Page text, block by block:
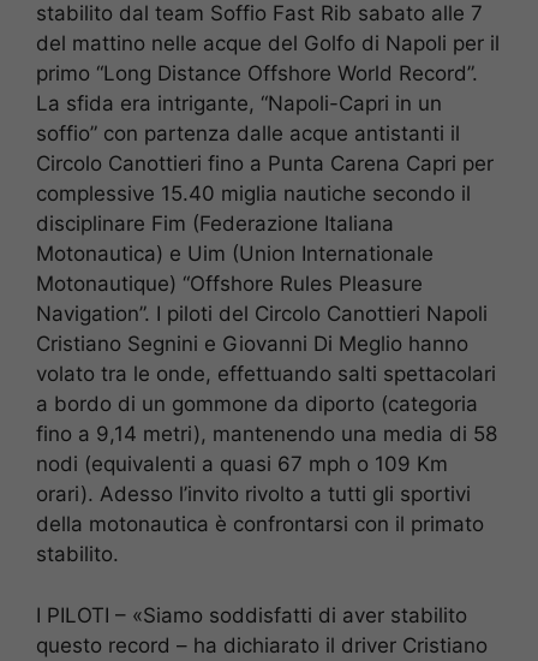
stabilito dal team Soffio Fast Rib sabato alle 7
del mattino nelle acque del Golfo di Napoli per il
primo “Long Distance Offshore World Record”.
La sfida era intrigante, “Napoli-Capri in un
soffio” con partenza dalle acque antistanti il
Circolo Canottieri fino a Punta Carena Capri per
complessive 15.40 miglia nautiche secondo il
disciplinare Fim (Federazione Italiana
Motonautica) e Uim (Union Internationale
Motonautique) “Offshore Rules Pleasure
Navigation”. I piloti del Circolo Canottieri Napoli
Cristiano Segnini e Giovanni Di Meglio hanno
volato tra le onde, effettuando salti spettacolari
a bordo di un gommone da diporto (categoria
fino a 9,14 metri), mantenendo una media di 58
nodi (equivalenti a quasi 67 mph o 109 Km
orari). Adesso l’invito rivolto a tutti gli sportivi
della motonautica è confrontarsi con il primato
stabilito.
I PILOTI – «Siamo soddisfatti di aver stabilito
questo record – ha dichiarato il driver Cristiano